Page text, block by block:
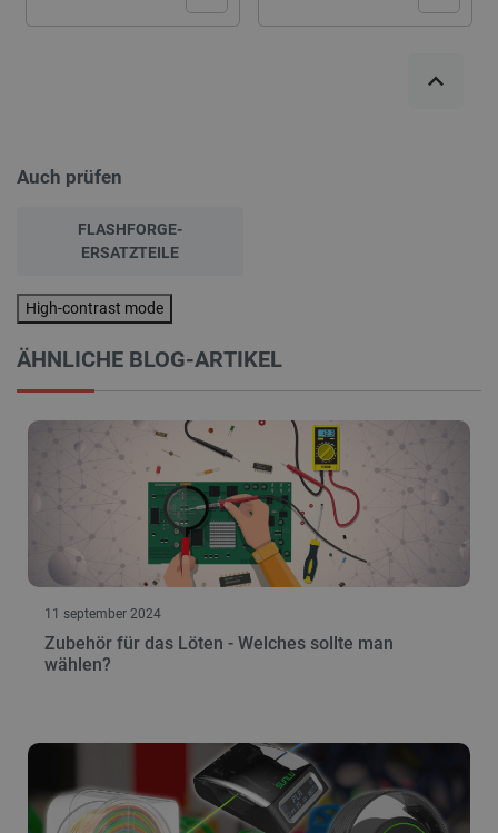
Auch prüfen
FLASHFORGE-
ERSATZTEILE
High-contrast mode
ÄHNLICHE BLOG-ARTIKEL
11 september 2024
Zubehör für das Löten - Welches sollte man
wählen?